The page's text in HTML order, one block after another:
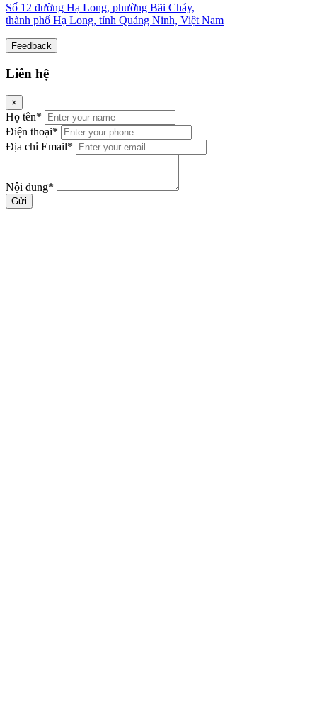
Số 12 đường Hạ Long, phường Bãi Cháy,
thành phố Hạ Long, tỉnh Quảng Ninh, Việt Nam
Feedback
Liên hệ
×
Họ tên*
Điện thoại*
Địa chỉ Email*
Nội dung*
Gửi